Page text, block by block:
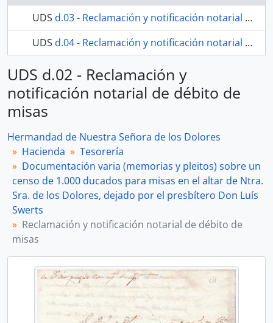
UDS d.03 - Reclamación y notificación notarial de débito de misas
UDS d.04 - Reclamación y notificación notarial de débito de misas
UDS d.02 - Reclamación y
notificación notarial de débito de
misas
Hermandad de Nuestra Señora de los Dolores
Hacienda
Tesorería
Documentación varia (memorias y pleitos) sobre un
censo de 1.000 ducados para misas en el altar de Ntra.
Sra. de los Dolores, dejado por el presbítero Don Luís
Swerts
Reclamación y notificación notarial de débito de
misas